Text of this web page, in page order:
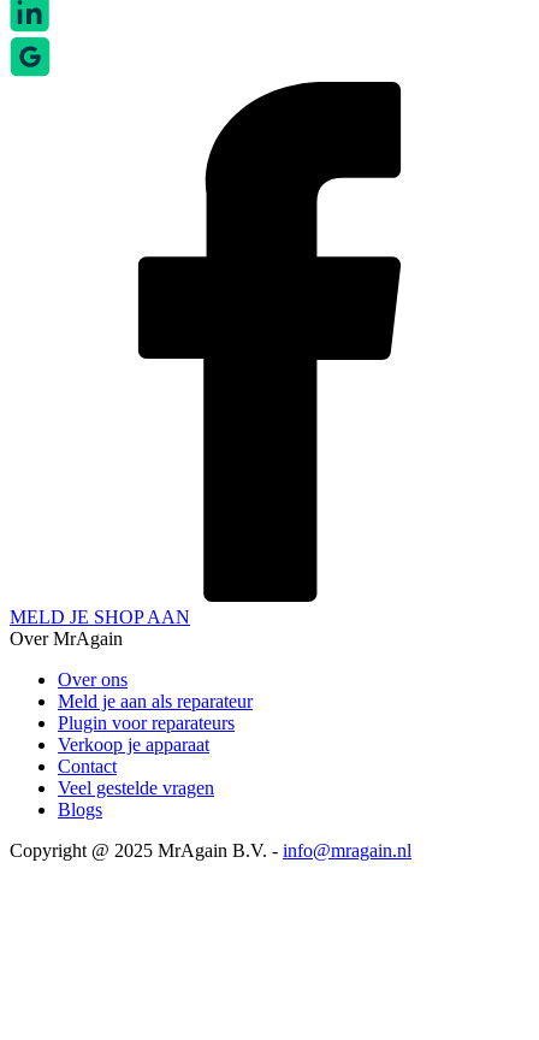
MELD JE SHOP AAN
Over MrAgain
Over ons
Meld je aan als reparateur
Plugin voor reparateurs
Verkoop je apparaat
Contact
Veel gestelde vragen
Blogs
Copyright @ 2025 MrAgain B.V. - info@mragain.nl